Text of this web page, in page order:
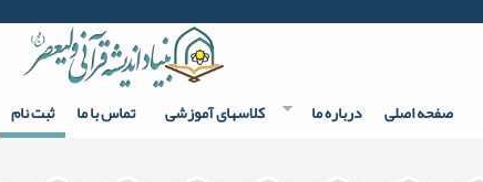
صفحه اصلی درباره ما کلاسهای آموزشی تماس با ما ثبت نام